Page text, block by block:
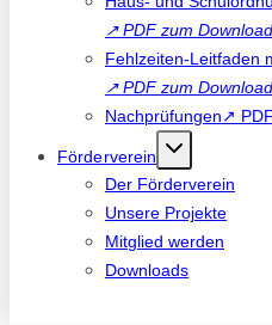
↗ PDF zum Download
Fehlzeiten-Leitfaden
↗ PDF zum Download
Nachprüfungen↗
Förderverein
Der Förderverein
Unsere Projekte
Mitglied werden
Downloads